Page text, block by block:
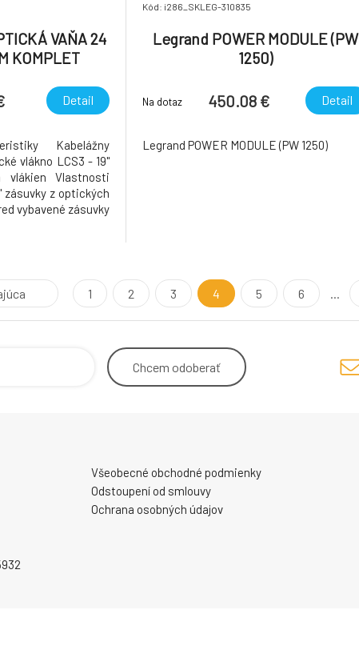
VAŇA 24
KOMPLET
Detail
Kabelážny
vlákno LCS3 - 19"
vlákien Vlastnosti
zásuvky z optických
vybavené zásuvky
Kód: i286_SKLEG-310835
Legrand POWER MODULE (PW
1250)
Na dotaz 450.08 € Detail
Legrand POWER MODULE (PW 1250)
1 2 3 4 5 6 ...
Chcem odoberať
Všeobecné obchodné podmienky
Odstoupení od smlouvy
Ochrana osobných údajov